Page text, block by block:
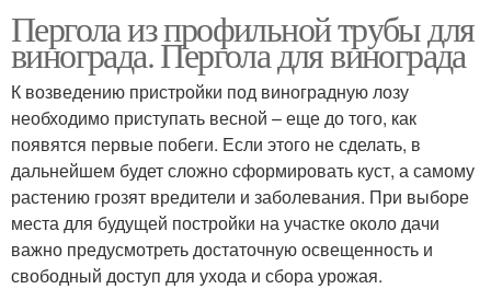
Пергола из профильной трубы для
винограда. Пергола для винограда
К возведению пристройки под виноградную лозу
необходимо приступать весной – еще до того, как
появятся первые побеги. Если этого не сделать, в
дальнейшем будет сложно сформировать куст, а самому
растению грозят вредители и заболевания. При выборе
места для будущей постройки на участке около дачи
важно предусмотреть достаточную освещенность и
свободный доступ для ухода и сбора урожая.